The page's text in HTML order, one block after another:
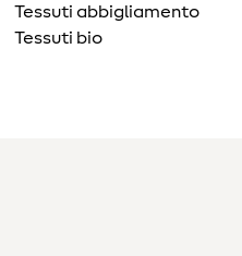
Tessuti abbigliamento
Tessuti bio